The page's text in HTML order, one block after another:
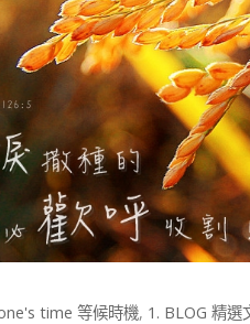
time 等候時機, 1. BLOG 精選